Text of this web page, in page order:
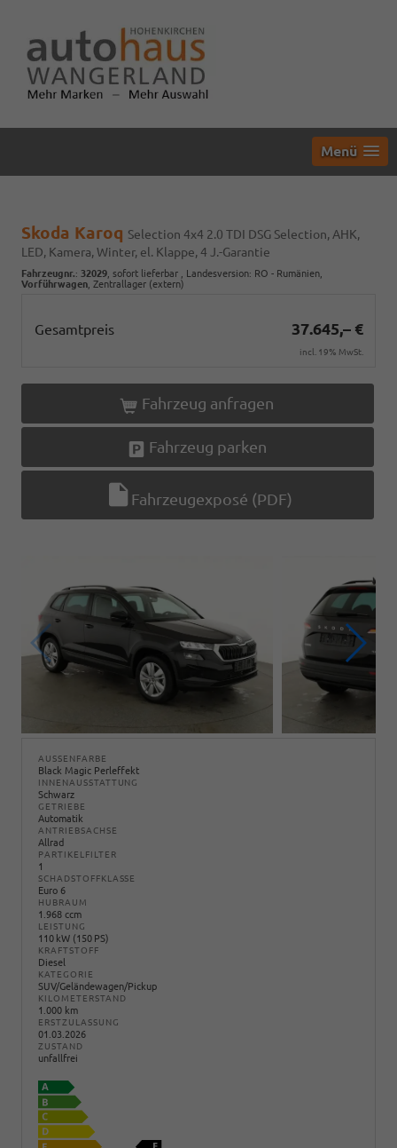
Menü
Skoda Karoq Selection 4x4 2.0 TDI DSG Selection, AHK,
LED, Kamera, Winter, el. Klappe, 4 J.-Garantie
Fahrzeugnr.: 32029 sofort lieferbar , Landesversion: RO - Rumänien,
Vorführwagen , Zentrallager (extern)
Gesamtpreis 37.645,– €
incl. 19% MwSt.
Fahrzeug anfragen
Fahrzeug parken
Fahrzeugexposé (PDF)
AUSSENFARBE
Black Magic Perleffekt
INNENAUSSTATTUNG
Schwarz
GETRIEBE
Automatik
ANTRIEBSACHSE
Allrad
PARTIKELFILTER
1
SCHADSTOFFKLASSE
Euro 6
HUBRAUM
1.968 ccm
LEISTUNG
110 kW (150 PS)
KRAFTSTOFF
Diesel
KATEGORIE
SUV/Geländewagen/Pickup
KILOMETERSTAND
1.000 km
ERSTZULASSUNG
01.03.2026
ZUSTAND
unfallfrei